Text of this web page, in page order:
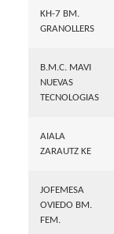
KH-7 BM.
GRANOLLERS
B.M.C. MAVI
NUEVAS
TECNOLOGIAS
AIALA
ZARAUTZ KE
JOFEMESA
OVIEDO BM.
FEM.